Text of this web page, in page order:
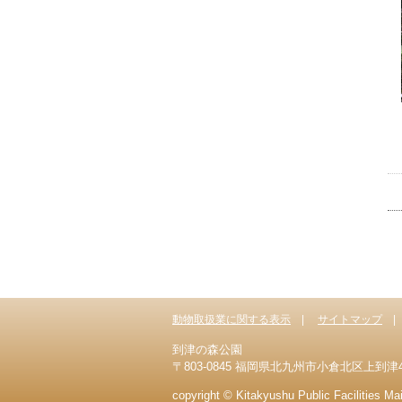
動物取扱業に関する表示 サイトマップ
到津の森公園
〒803-0845 福岡県北九州市小倉北区上到
copyright © Kitakyushu Public Facilities